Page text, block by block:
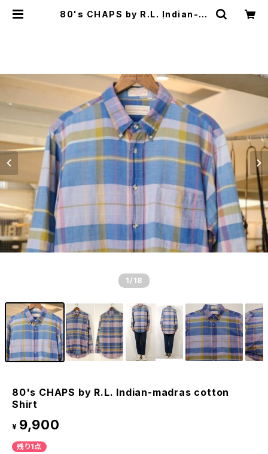
80's CHAPS by R.L. Indian-m
1 /18
80's CHAPS by R.L. Indian-madras cotton
Shirt
¥ 9,900
残り1点